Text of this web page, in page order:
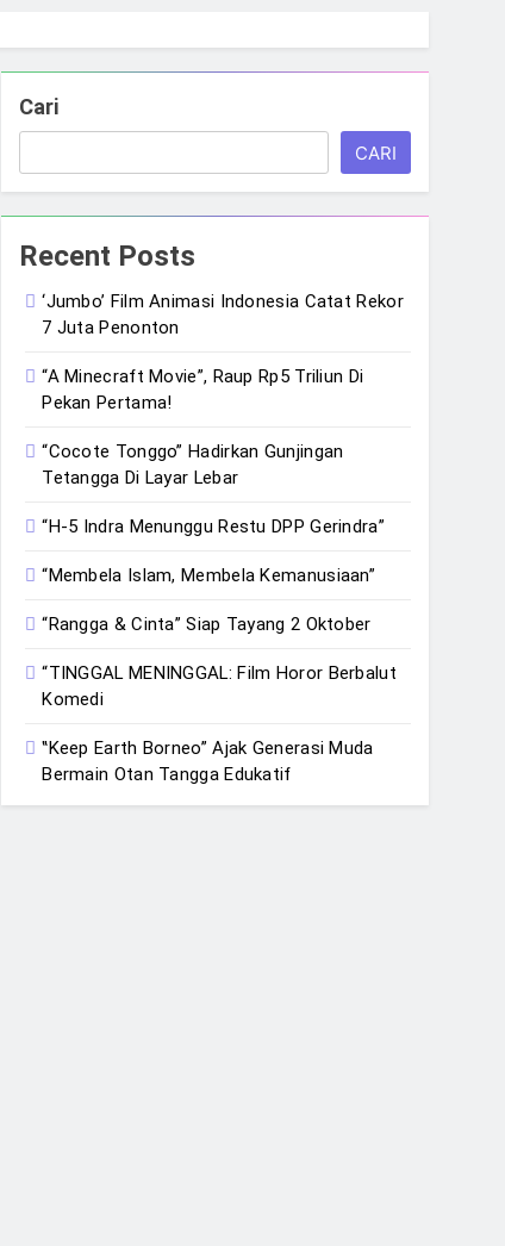
Cari
CARI
Recent Posts
‘Jumbo’ Film Animasi Indonesia Catat Rekor
7 Juta Penonton
“A Minecraft Movie”, Raup Rp5 Triliun Di
Pekan Pertama!
“Cocote Tonggo” Hadirkan Gunjingan
Tetangga Di Layar Lebar
“H-5 Indra Menunggu Restu DPP Gerindra”
“Membela Islam, Membela Kemanusiaan”
“Rangga & Cinta” Siap Tayang 2 Oktober
“TINGGAL MENINGGAL: Film Horor Berbalut
Komedi
‟Keep Earth Borneo” Ajak Generasi Muda
Bermain Otan Tangga Edukatif